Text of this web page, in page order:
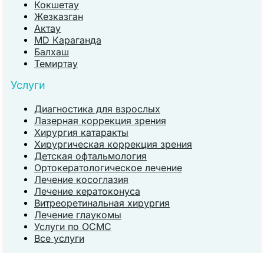
Кокшетау
Жезказган
Актау
MD Караганда
Балхаш
Темиртау
Услуги
Диагностика для взрослых
Лазерная коррекция зрения
Хирургия катаракты
Хирургическая коррекция зрения
Детская офтальмология
Ортокератологическое лечение
Лечение косоглазия
Лечение кератоконуса
Витреоретинальная хирургия
Лечение глаукомы
Услуги по ОСМС
Все услуги